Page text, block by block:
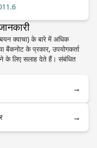
क्वाचा) के बारे में अधिक
के प्रकार, उपयोगकर्ता
के लिए सलाह देते हैं। संबंधित
→
→